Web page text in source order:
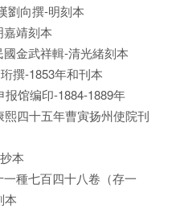
劉向撰-明刻本
靖刻本
金武祥輯-清光緒刻本
撰-1853年和刊本
馆编印-1884-1889年
四十五年曹寅扬州使院刊
本
種七百四十八卷（存一
本